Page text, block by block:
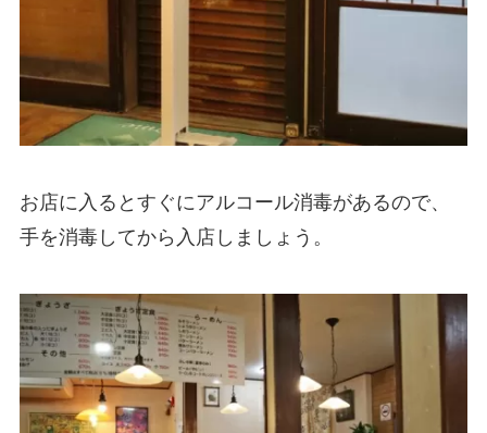
お店に入るとすぐにアルコール消毒があるので、
手を消毒してから入店しましょう。